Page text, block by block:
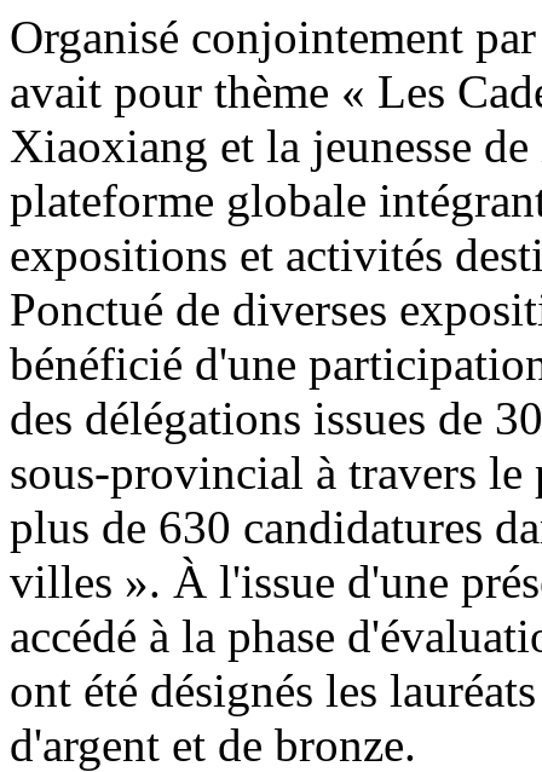
Organisé conjointement
avait pour thème « Les
Xiaoxiang et la jeunesse
plateforme globale
expositions et activités
Ponctué de diverses
bénéficié d'une
des délégations issues de
sous-provincial à travers
plus de 630 candidatures
villes ». À l'issue d'une
accédé à la phase
ont été désignés les
d'argent et de bronze.